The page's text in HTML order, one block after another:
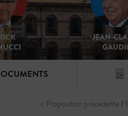
JEAN-
< Proposition précédente /